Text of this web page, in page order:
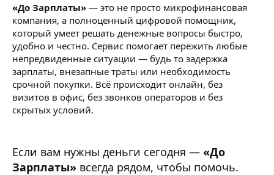
«До Зарплаты» — это не просто микрофинансовая
компания, а полноценный цифровой помощник,
который умеет решать денежные вопросы быстро,
удобно и честно. Сервис помогает пережить любые
непредвиденные ситуации — будь то задержка
зарплаты, внезапные траты или необходимость
срочной покупки. Всё происходит онлайн, без
визитов в офис, без звонков операторов и без
скрытых условий.
Если вам нужны деньги сегодня — «До
Зарплаты» всегда рядом, чтобы помочь.